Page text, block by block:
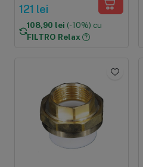
microni, dimensiune
121 lei
108,90 lei (-10%) cu
FILTRO Relax